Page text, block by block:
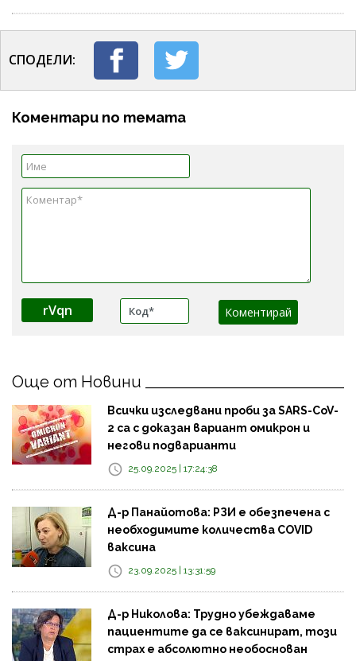
СПОДЕЛИ:
Коментари по темата
rVqn
Още от Новини
Всички изследвани проби за SARS-CoV-
2 са с доказан вариант омикрон и
негови подварианти
25.09.2025 | 17:24:38
Д-р Панайотова: РЗИ е обезпечена с
необходимите количества COVID
ваксина
23.09.2025 | 13:31:59
Д-р Николова: Трудно убеждаваме
пациентите да се ваксинират, този
страх е абсолютно необоснован